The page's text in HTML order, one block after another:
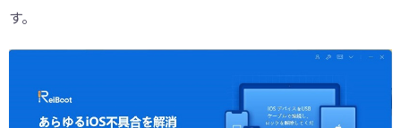
す。